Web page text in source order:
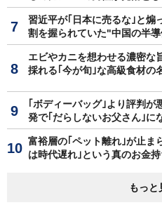
習近平が｢日本に売るな｣と
割を握られていた"中国の半
エビやカニを想わせる濃密
採れる｢今が旬｣な高級食材の
｢ボディーバッグ｣より評判
発で｢だらしないお父さん｣に
富裕層の｢ペット離れ｣が止
は時代遅れ｣という真のお金
もっと